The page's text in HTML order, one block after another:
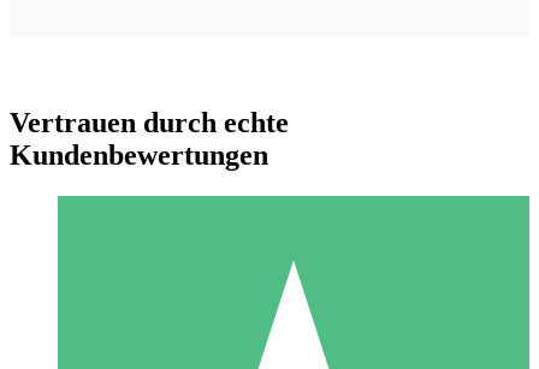
Individuelle Credit-Pakete
Vertrauen durch echte
Kundenbewertungen